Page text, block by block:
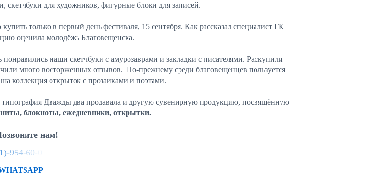
скетчбуки для художников, фигурные блоки для записей.
только в первый день фестиваля, 15 сентября. Как рассказал специалист ГК
оценила молодёжь Благовещенска.
наши скетчбуки с амурозаврами и закладки с писателями. Раскупили
много восторженных отзывов. По-прежнему среди благовещенцев пользуется
коллекция открыток с прозаиками и поэтами.
типография Дважды два продавала и другую сувенирную продукцию, посвящённую
блокноты, ежедневники, открытки.
нам!
1)-954-60-